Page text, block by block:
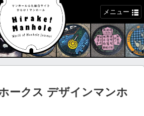
メニュー
ークス デザインマンホ